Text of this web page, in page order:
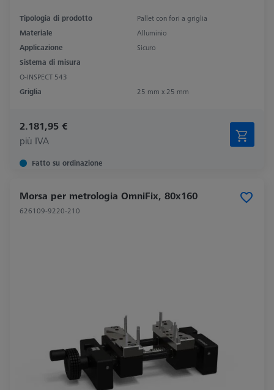
Tipologia di prodotto
Pallet con fori a griglia
Materiale
Alluminio
Applicazione
Sicuro
Sistema di misura
O-INSPECT 543
Griglia
25 mm x 25 mm
2.181,95 €
più IVA
Fatto su ordinazione
Morsa per metrologia OmniFix, 80x160
626109-9220-210